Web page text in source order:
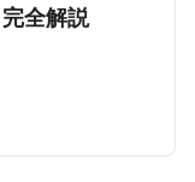
全解説